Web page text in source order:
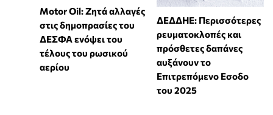
Motor Oil: Ζητά αλλαγές
στις δημοπρασίες του
ΔΕΣΦΑ ενόψει του
τέλους του ρωσικού
αερίου
ΔΕΔΔΗΕ: Περισσότερες
ρευματοκλοπές και
πρόσθετες δαπάνες
αυξάνουν το
Επιτρεπόμενο Εσοδο
του 2025